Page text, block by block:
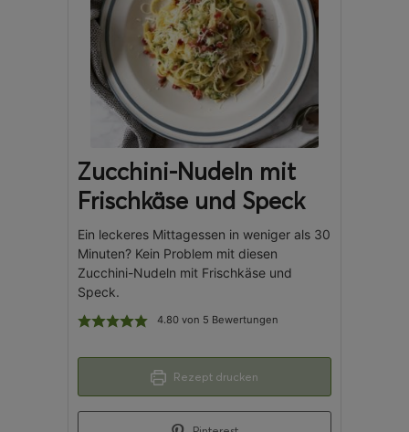
Zucchini-Nudeln mit
Frischkäse und Speck
Ein leckeres Mittagessen in weniger als 30
Minuten? Kein Problem mit diesen
Zucchini-Nudeln mit Frischkäse und
Speck.
4.80von 5 Bewertungen
Rezept drucken